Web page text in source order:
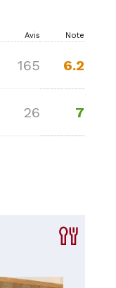
Avis Note
165 6.2
26 7